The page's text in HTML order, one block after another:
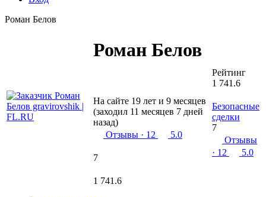
Роман Белов
Роман Белов
На сайте 19 лет и 9 месяцев
(заходил 11 месяцев 7 дней
назад)
Отзывы · 12 5.0
7
1 741.6
Рейтинг
1 741.6
Безопасные
сделки
7
Отзывы
· 12
5.0